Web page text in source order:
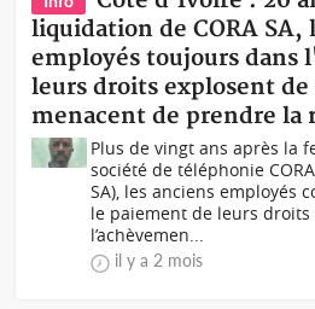
liquidation de CORA SA,
employés toujours dans
leurs droits explosent de
menacent de prendre la
Plus de vingt ans après la
société de téléphonie CORA
SA), les anciens employés
le paiement de leurs droits
l’achèvemen...
il y a 2 mois